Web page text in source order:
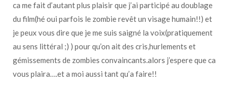
ca me fait d’autant plus plaisir que j’ai participé au doublage
du film(hé oui parfois le zombie revêt un visage humain!!) et
je peux vous dire que je me suis saigné la voix(pratiquement
au sens littéral ;) ) pour qu’on ait des cris,hurlements et
gémissements de zombies convaincants.alors j’espere que ca
vous plaira….et a moi aussi tant qu’a faire!!